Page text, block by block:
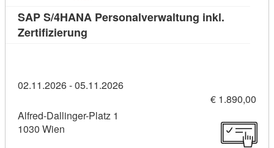
SAP S/4HANA Personalverwaltung inkl.
Zertifizierung
02.11.2026 - 05.11.2026
€ 1.890,00
Alfred-Dallinger-Platz 1
1030 Wien